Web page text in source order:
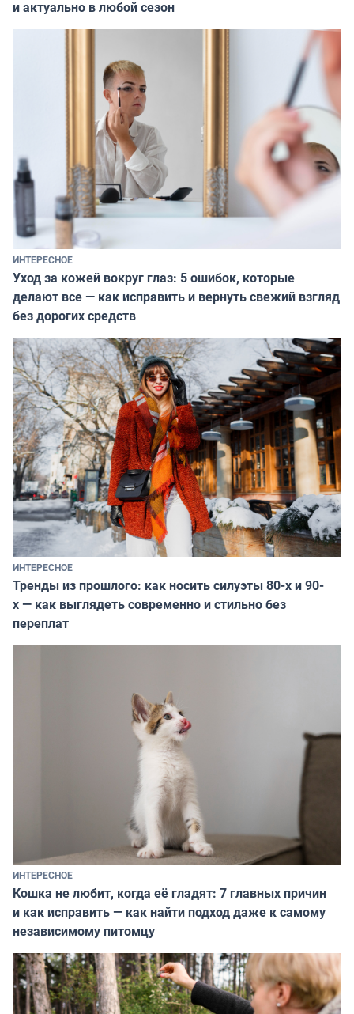
и актуально в любой сезон
ИНТЕРЕСНОЕ
Уход за кожей вокруг глаз: 5 ошибок, которые
делают все — как исправить и вернуть свежий взгляд
без дорогих средств
ИНТЕРЕСНОЕ
Тренды из прошлого: как носить силуэты 80-х и 90-
х — как выглядеть современно и стильно без
переплат
ИНТЕРЕСНОЕ
Кошка не любит, когда её гладят: 7 главных причин
и как исправить — как найти подход даже к самому
независимому питомцу